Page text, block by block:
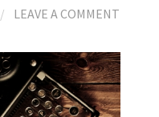
/ LEAVE A COMMENT